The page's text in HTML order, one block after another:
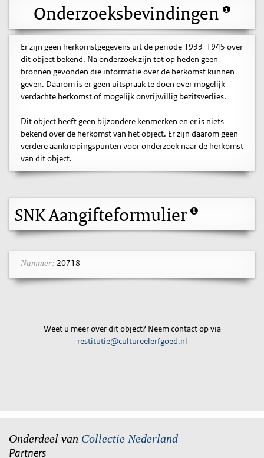
Onderzoeksbevindingen
Er zijn geen herkomstgegevens uit de periode 1933-1945 over
dit object bekend. Na onderzoek zijn tot op heden geen
bronnen gevonden die informatie over de herkomst kunnen
geven. Daarom is er geen uitspraak te doen over mogelijk
verdachte herkomst of mogelijk onvrijwillig bezitsverlies.
Dit object heeft geen bijzondere kenmerken en er is niets
bekend over de herkomst van het object. Er zijn daarom geen
verdere aanknopingspunten voor onderzoek naar de herkomst
van dit object.
SNK Aangifteformulier
Nummer: 20718
Weet u meer over dit object? Neem contact op via
restitutie@cultureelerfgoed.nl
Onderdeel van Collectie Nederland
Partners